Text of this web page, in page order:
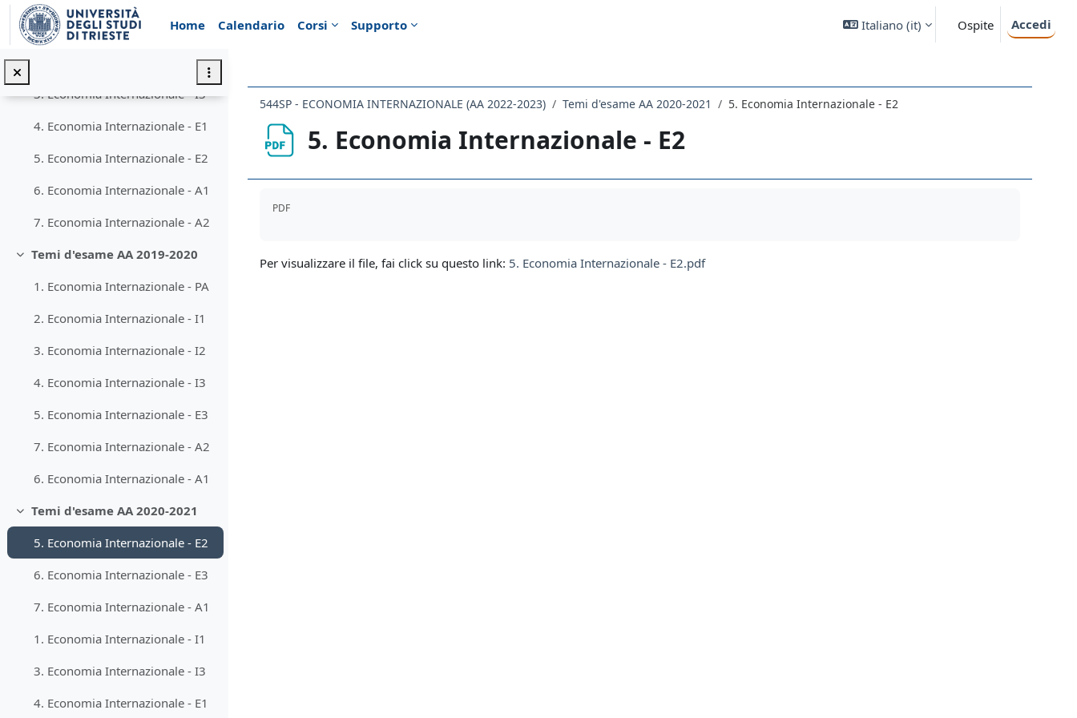
Vai al contenuto principale
Home
Calendario Corsi Supporto Italiano ‎(it)‎ Ospite Accedi
Minimizza
1. Economia Internazionale - I1
2. Economia Internazionale - I2
3. Economia Internazionale - I3
4. Economia Internazionale - E1
5. Economia Internazionale - E2
6. Economia Internazionale - A1
7. Economia Internazionale - A2
Minimizza
Temi d'esame AA 2019-2020
1. Economia Internazionale - PA
2. Economia Internazionale - I1
3. Economia Internazionale - I2
4. Economia Internazionale - I3
5. Economia Internazionale - E3
7. Economia Internazionale - A2
6. Economia Internazionale - A1
Minimizza
Temi d'esame AA 2020-2021
5. Economia Internazionale - E2
6. Economia Internazionale - E3
7. Economia Internazionale - A1
1. Economia Internazionale - I1
3. Economia Internazionale - I3
4. Economia Internazionale - E1
544SP - ECONOMIA INTERNAZIONALE (AA 2022-2023) Temi d'esame AA 2020-2021 5. Economia Internazionale - E2
5. Economia Internazionale - E2
PDF
Per visualizzare il file, fai click su questo link: 5. Economia Internazionale - E2.pdf